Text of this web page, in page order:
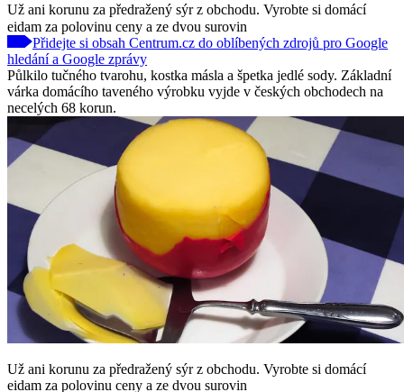
Už ani korunu za předražený sýr z obchodu. Vyrobte si domácí
eidam za polovinu ceny a ze dvou surovin
Přidejte si obsah Centrum.cz do oblíbených zdrojů pro Google
hledání a Google zprávy
Půlkilo tučného tvarohu, kostka másla a špetka jedlé sody. Základní
várka domácího taveného výrobku vyjde v českých obchodech na
necelých 68 korun.
Už ani korunu za předražený sýr z obchodu. Vyrobte si domácí
eidam za polovinu ceny a ze dvou surovin